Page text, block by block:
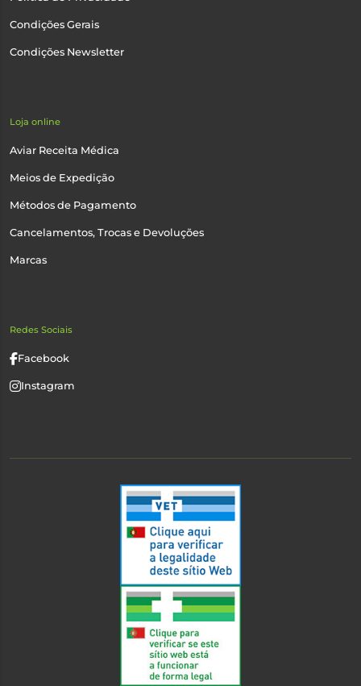
Condições Gerais
Condições Newsletter
Loja online
Aviar Receita Médica
Meios de Expedição
Métodos de Pagamento
Cancelamentos, Trocas e Devoluções
Marcas
Redes Sociais
Facebook
Instagram